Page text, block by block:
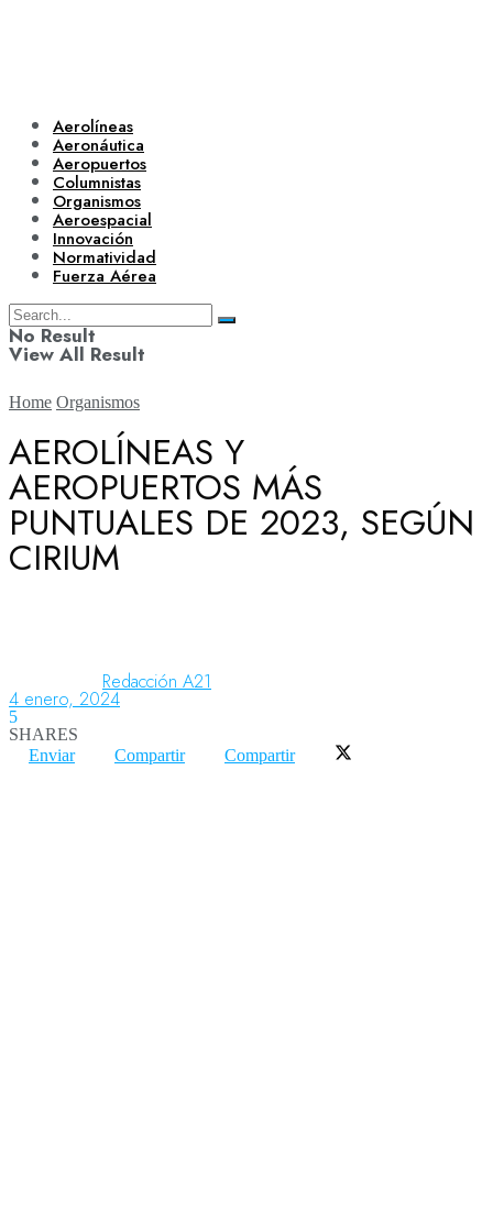
Aerolíneas
Aeronáutica
Aeropuertos
Columnistas
Organismos
Aeroespacial
Innovación
Normatividad
Fuerza Aérea
No Result
View All Result
Aerolíneas
Aeronáutica
Home Organismos
AEROLÍNEAS Y
AEROPUERTOS MÁS
PUNTUALES DE 2023, SEGÚN
CIRIUM
Redacción A21
4 enero, 2024
5
SHARES
Enviar
Compartir Compartir